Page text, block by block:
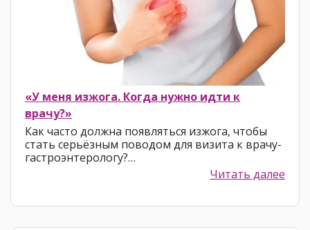
«У меня изжога. Когда нужно идти к
врачу?»
Как часто должна появляться изжога, чтобы
стать серьёзным поводом для визита к врачу-
гастроэнтерологу?…
Читать далее